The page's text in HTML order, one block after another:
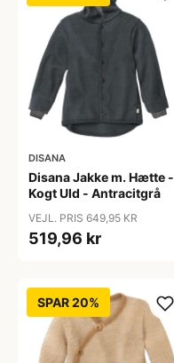
DISANA
Disana Jakke m. Hætte -
Kogt Uld - Antracitgrå
VEJL. PRIS 649,95 KR
519,96 kr
SPAR 20%